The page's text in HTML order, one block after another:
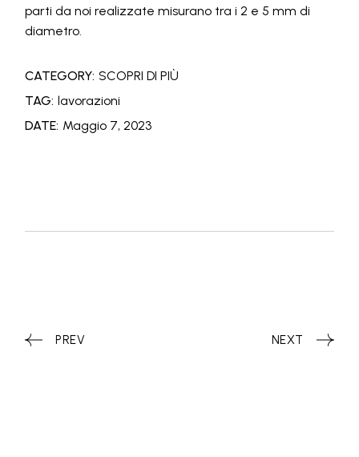
parti da noi realizzate misurano tra i 2 e 5 mm di
diametro.
CATEGORY: SCOPRI DI PIÙ
TAG: lavorazioni
DATE: Maggio 7, 2023
PREV NEXT